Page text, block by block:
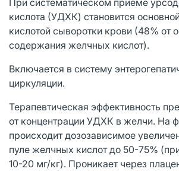
кислота (УДХК) становится
кислотой сыворотки крови (48% от
содержания желчных кислот).
Включается в систему
циркуляции.
Терапевтическая эффективность
от концентрации УДХК в желчи. На
происходит дозозависимое
пуле желчных кислот до 50-75%
10-20 мг/кг). Проникает через